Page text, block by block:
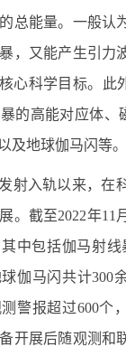
总能量。一般认
，又能产生引力
心科学目标。此
的高能对应体、
及地球伽马闪等。
射入轨以来，在
。截至2022年11
中包括伽马射线
伽马闪共计300
警报超过600个
开展后随观测和